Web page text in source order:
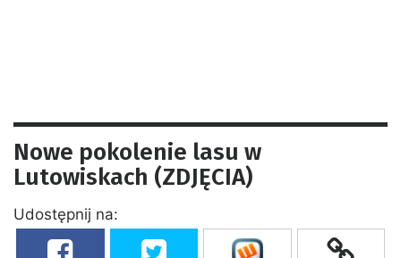
Nowe pokolenie lasu w
Lutowiskach (ZDJĘCIA)
Udostępnij na: